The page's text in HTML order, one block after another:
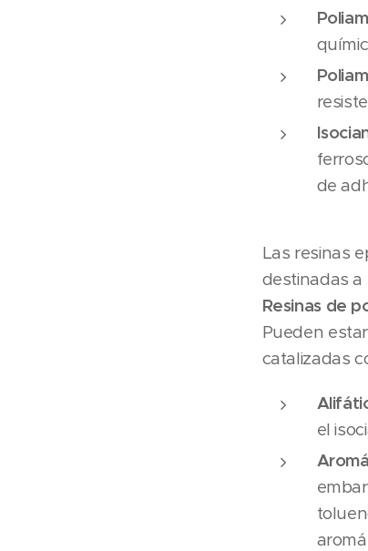
de
Las resinas
destinadas
Resinas de
Pueden
catalizadas
el